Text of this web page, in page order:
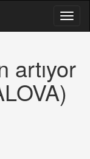
artıyor